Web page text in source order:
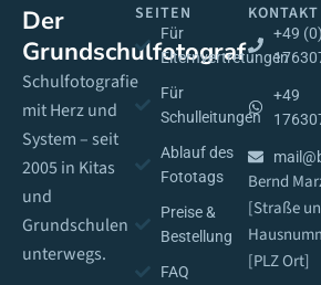
Der
Grundschulfotograf
Schulfotografie
mit Herz und
System – seit
2005 in Kitas
und
Grundschulen
unterwegs.
SEITEN
Für
Elternvertretungen
Für
Schulleitungen
Ablauf des
Fototags
Preise &
Bestellung
FAQ
KONTAKT
+49 (0)
+49
Bernd
[Straße
[PLZ Ort]